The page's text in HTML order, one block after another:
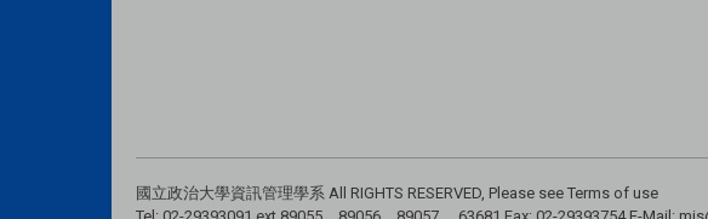
國立政治大學資訊管理學系 All RIGHTS RESERVED, Please see Terms of use